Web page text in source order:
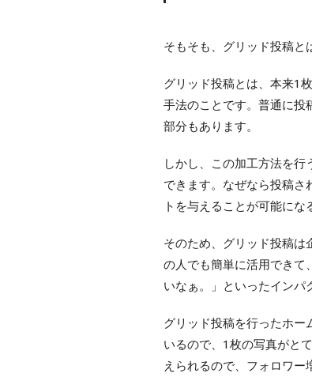
そもそも、グリッド投稿と
グリッド投稿とは、本来1
手法のことです。普通に投
部分もあります。
しかし、この加工方法を
できます。なぜなら投稿さ
トを与えることが可能にな
そのため、グリッド投稿
の人でも簡単に活用できて
いなぁ。」といったインパ
グリッド投稿を行ったホー
いるので、1枚の写真がと
えられるので、フォロワ